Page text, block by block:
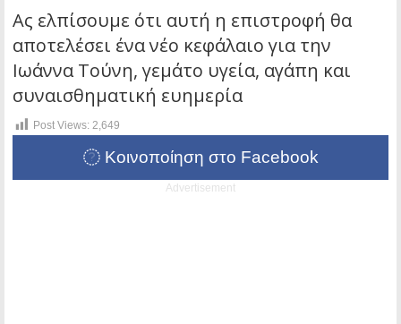
Ας ελπίσουμε ότι αυτή η επιστροφή θα
αποτελέσει ένα νέο κεφάλαιο για την
Ιωάννα Τούνη, γεμάτο υγεία, αγάπη και
συναισθηματική ευημερία
Post Views: 2,649
Κοινοποίηση στο Facebook
Advertisement